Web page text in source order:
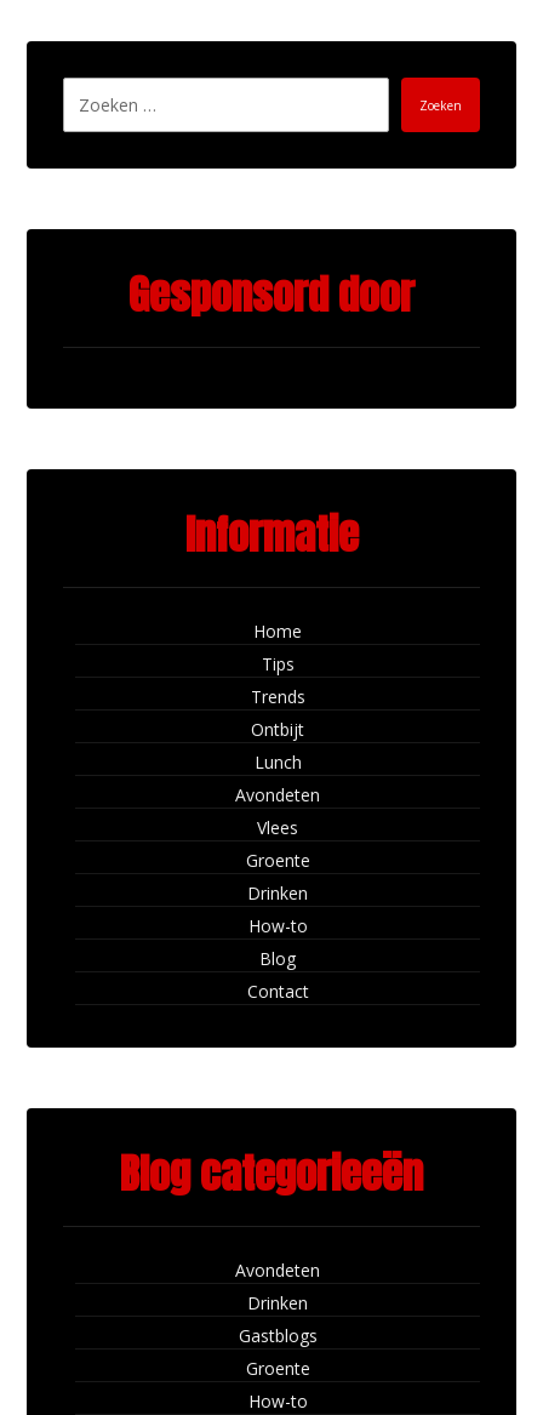
Zoeken
Gesponsord door
Informatie
Home
Tips
Trends
Ontbijt
Lunch
Avondeten
Vlees
Groente
Drinken
How-to
Blog
Contact
Blog categorieeën
Avondeten
Drinken
Gastblogs
Groente
How-to